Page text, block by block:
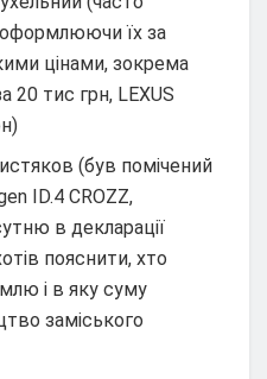
їх за
цінами, зокрема
20 тис грн, LEXUS
(був помічений
ID.4 CROZZ,
в декларації
пояснити, хто
і в яку суму
заміського